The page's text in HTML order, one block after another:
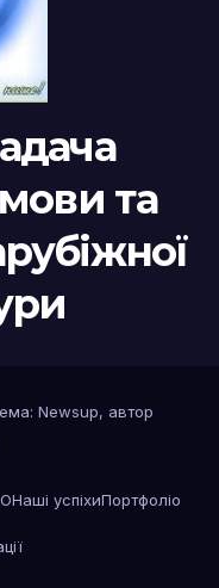
та
Newsup, автор
Наші успіхиПортфоліо